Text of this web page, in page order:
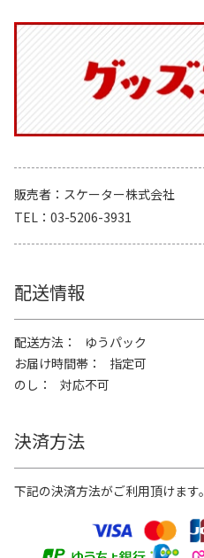
販売者
スケーター株式会社
TEL
03-5206-3931
配送情報
配送方法
ゆうパック
お届け時間帯
指定可
のし
対応不可
決済方法
下記の決済方法がご利用頂けます。